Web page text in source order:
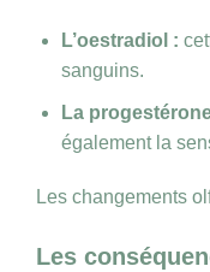
L’oestradiol :
sanguins.
La
également la
Les changements
Les